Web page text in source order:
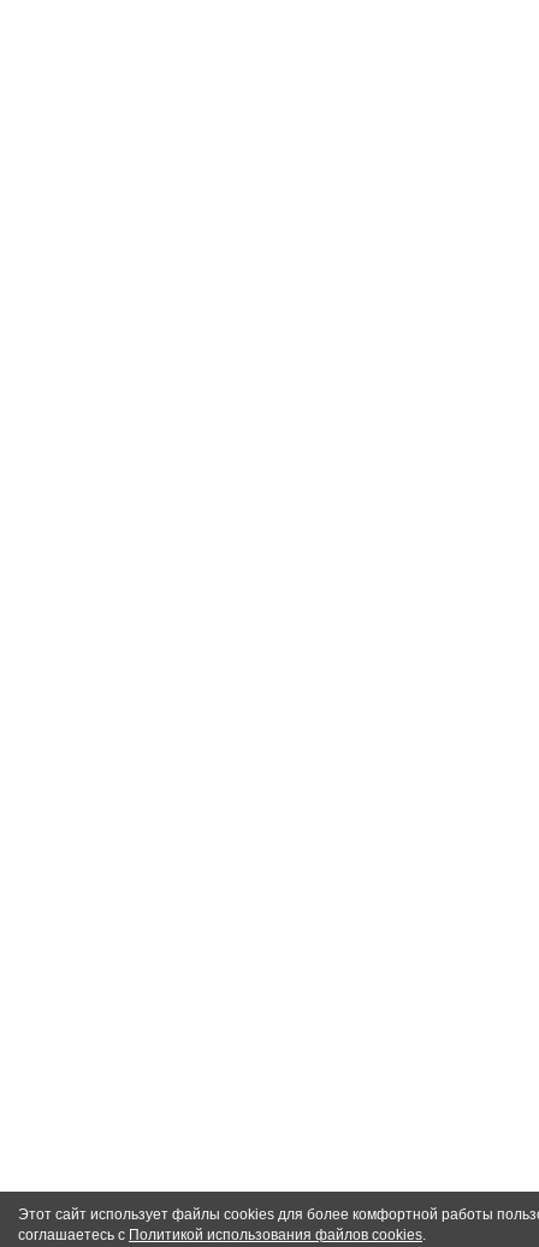
Этот сайт использует файлы cookies для более комфортной работы
соглашаетесь с Политикой использования файлов cookies